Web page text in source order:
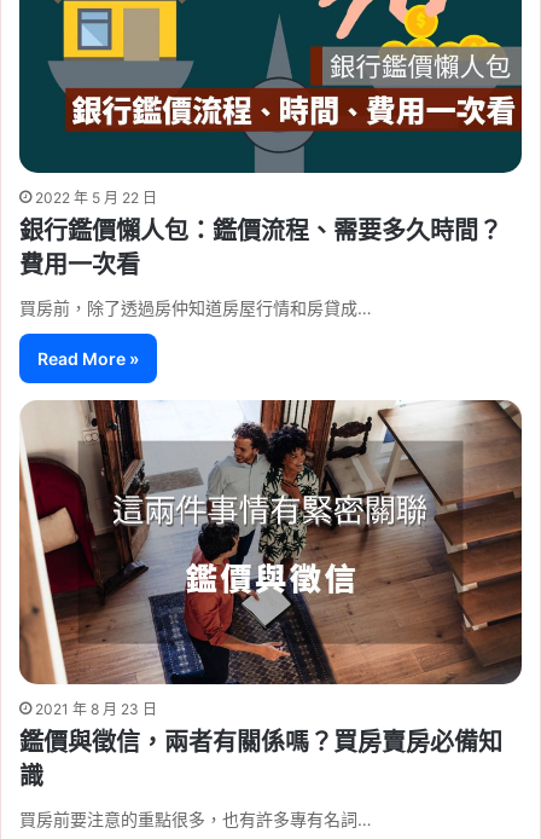
2022 年 5 月 22 日
銀行鑑價懶人包：鑑價流程、需要多久時間？
費用一次看
買房前，除了透過房仲知道房屋行情和房貸成…
Read More »
2021 年 8 月 23 日
鑑價與徵信，兩者有關係嗎？買房賣房必備知
識
買房前要注意的重點很多，也有許多專有名詞…